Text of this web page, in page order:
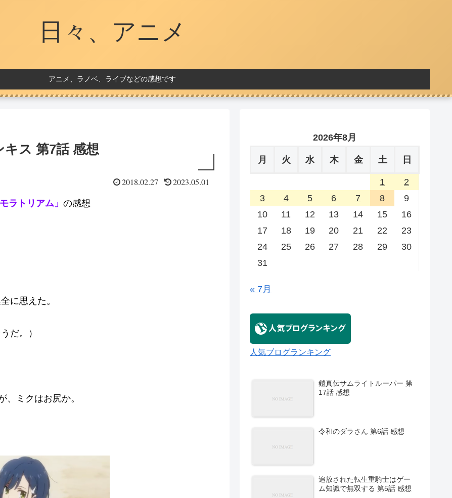
日々、アニメ
アニメ、ラノベ、ライブなどの感想です
ス 第7話 感想
2018.02.27 2023.05.01
ラトリアム」 の感想
に思えた。
だ。）
、ミクはお尻か。
2026年8月
月 火 水 木 金 土 日
1
2
3
4 5 6 7 8
9
10
11 12 13 14 15
16
17
18 19 20 21 22
23
24
25 26 27 28 29
30
31
« 7月
人気ブログランキング
鎧真伝サムライトルーパー 第
17話 感想
令和のダラさん 第6話 感想
追放された転生重騎士はゲー
ム知識で無双する 第5話 感想